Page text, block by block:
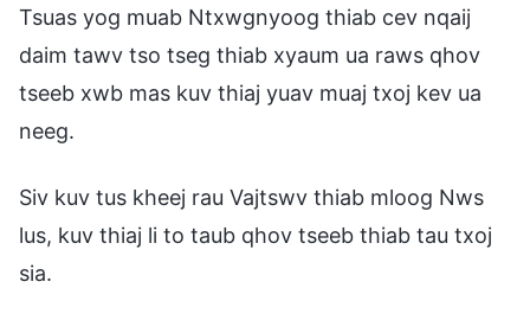
Tsuas yog muab Ntxwgnyoog thiab cev nqaij
daim tawv tso tseg thiab xyaum ua raws qhov
tseeb xwb mas kuv thiaj yuav muaj txoj kev ua
neeg.
Siv kuv tus kheej rau Vajtswv thiab mloog Nws
lus, kuv thiaj li to taub qhov tseeb thiab tau txoj
sia.